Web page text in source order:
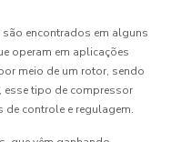
encontrados em alguns
operam em aplicações
meio de um rotor, sendo
esse tipo de compressor
de controle e regulagem.